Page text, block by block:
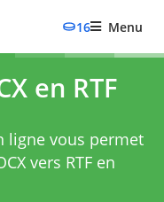
16 Menu
en RTF
ligne vous permet
vers RTF en